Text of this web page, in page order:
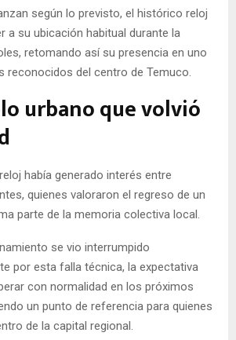
según lo previsto, el histórico reloj
a su ubicación habitual durante la
retomando así su presencia en uno
reconocidos del centro de Temuco.
urbano que volvió
había generado interés entre
quienes valoraron el regreso de un
parte de la memoria colectiva local.
se vio interrumpido
por esta falla técnica, la expectativa
con normalidad en los próximos
un punto de referencia para quienes
de la capital regional.